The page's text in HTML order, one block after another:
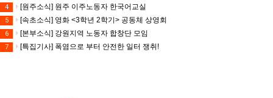
4 [원주소식] 원주 이주노동자 한국어교실
5 [속초소식] 영화 <3학년 2학기> 공동체 상영회
6 [본부소식] 강원지역 노동자 합창단 모임
7 [특집기사] 폭염으로 부터 안전한 일터 쟁취!